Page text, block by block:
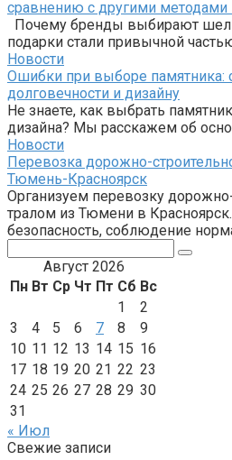
сравнению с другими методами
Почему бренды выбирают
подарки стали привычной
Новости
Ошибки при выборе памятника:
долговечности и дизайну
Не знаете, как выбрать
дизайна? Мы расскажем об
Новости
Перевозка дорожно-
Тюмень-Красноярск
Организуем перевозку
тралом из Тюмени в
безопасность, соблюдение
Август 2026
Пн Вт Ср Чт Пт Сб Вс
1
2
3
4 5 6 7 8
9
10 11 12 13 14 15 16
17 18 19 20 21 22 23
24 25 26 27 28 29 30
31
« Июл
Свежие записи